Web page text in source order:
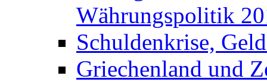
Währungspolitik
Schuldenkrise,
Griechenland und